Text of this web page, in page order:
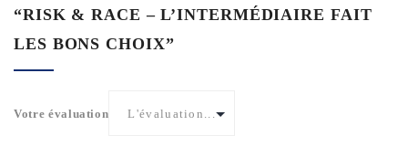
“RISK & RACE – L’INTERMÉDIAIRE FAIT
LES BONS CHOIX”
Votre évaluation